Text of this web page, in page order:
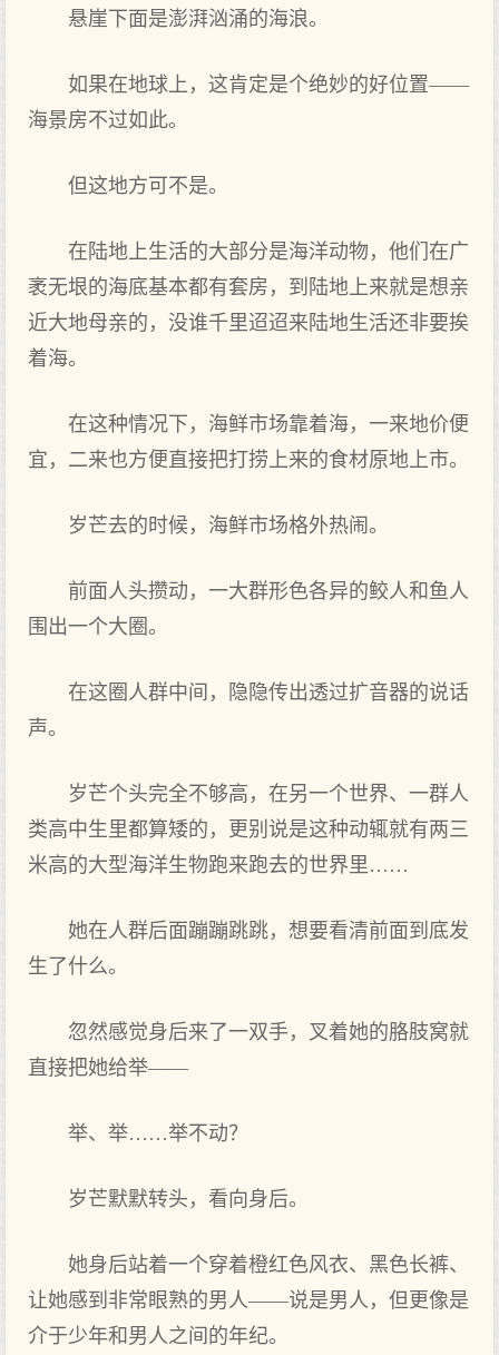
悬崖下面是澎湃汹涌的海浪。
如果在地球上，这肯定是个绝妙的好位置——
海景房不过如此。
但这地方可不是。
在陆地上生活的大部分是海洋动物，他们在广
袤无垠的海底基本都有套房，到陆地上来就是想亲
近大地母亲的，没谁千里迢迢来陆地生活还非要挨
着海。
在这种情况下，海鲜市场靠着海，一来地价便
宜，二来也方便直接把打捞上来的食材原地上市。
岁芒去的时候，海鲜市场格外热闹。
前面人头攒动，一大群形色各异的鲛人和鱼人
围出一个大圈。
在这圈人群中间，隐隐传出透过扩音器的说话
声。
岁芒个头完全不够高，在另一个世界、一群人
类高中生里都算矮的，更别说是这种动辄就有两三
米高的大型海洋生物跑来跑去的世界里……
她在人群后面蹦蹦跳跳，想要看清前面到底发
生了什么。
忽然感觉身后来了一双手，叉着她的胳肢窝就
直接把她给举——
举、举……举不动？
岁芒默默转头，看向身后。
她身后站着一个穿着橙红色风衣、黑色长裤、
让她感到非常眼熟的男人——说是男人，但更像是
介于少年和男人之间的年纪。